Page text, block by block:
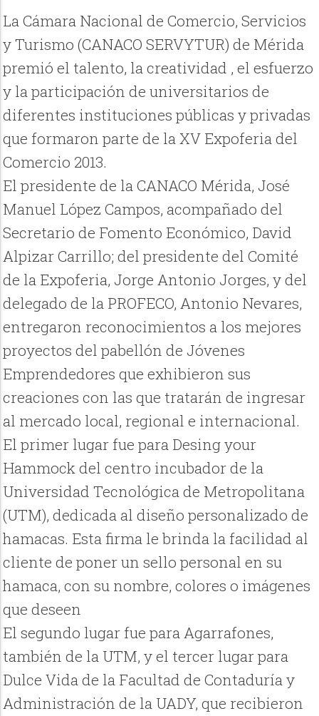
La Cámara Nacional de Comercio, Servicios
y Turismo (CANACO SERVYTUR) de Mérida
premió el talento, la creatividad , el esfuerzo
y la participación de universitarios de
diferentes instituciones públicas y privadas
que formaron parte de la XV Expoferia del
Comercio 2013.
El presidente de la CANACO Mérida, José
Manuel López Campos, acompañado del
Secretario de Fomento Económico, David
Alpizar Carrillo; del presidente del Comité
de la Expoferia, Jorge Antonio Jorges, y del
delegado de la PROFECO, Antonio Nevares,
entregaron reconocimientos a los mejores
proyectos del pabellón de Jóvenes
Emprendedores que exhibieron sus
creaciones con las que tratarán de ingresar
al mercado local, regional e internacional.
El primer lugar fue para Desing your
Hammock del centro incubador de la
Universidad Tecnológica de Metropolitana
(UTM), dedicada al diseño personalizado de
hamacas. Esta firma le brinda la facilidad al
cliente de poner un sello personal en su
hamaca, con su nombre, colores o imágenes
que deseen
El segundo lugar fue para Agarrafones,
también de la UTM, y el tercer lugar para
Dulce Vida de la Facultad de Contaduría y
Administración de la UADY, que recibieron